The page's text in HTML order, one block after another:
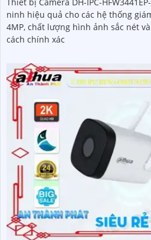
ninh hiệu quả cho các hệ thống giám sát. Với độ
4MP, chất lượng hình ảnh sắc nét
cách chính xác